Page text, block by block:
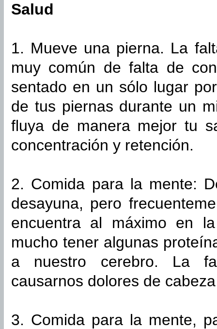
Salud
1. Mueve una pierna. La
muy común de falta de
sentado en un sólo lugar
de tus piernas durante un
fluya de manera mejor tu
concentración y retención.
2. Comida para la mente:
desayuna, pero
encuentra al máximo en
mucho tener algunas
a nuestro cerebro. La
causarnos dolores de
3. Comida para la mente,